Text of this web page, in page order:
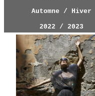
Automne / Hiver
2022 / 2023